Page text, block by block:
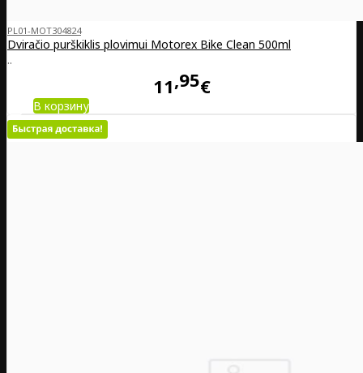
PL01-MOT304824
Dviračio purškiklis plovimui Motorex Bike Clean 500ml
..
11 95€
В корзину